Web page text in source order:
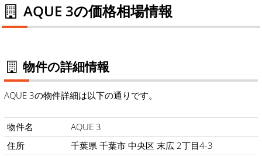
AQUE 3の価格相場情報
物件の詳細情報
AQUE 3の物件詳細は以下の通りです。
物件名
AQUE 3
住所
千葉県 千葉市 中央区 末広 2丁目4-3